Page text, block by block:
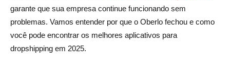
garante que sua empresa continue funcionando sem
problemas. Vamos entender por que o Oberlo fechou e como
você pode encontrar os melhores aplicativos para
dropshipping em 2025.